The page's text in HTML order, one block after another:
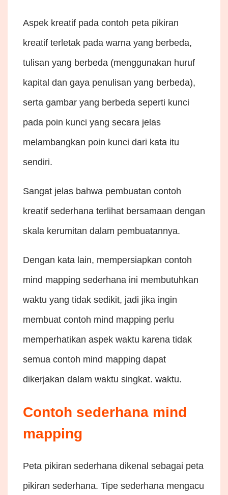
Aspek kreatif pada contoh peta pikiran
kreatif terletak pada warna yang berbeda,
tulisan yang berbeda (menggunakan huruf
kapital dan gaya penulisan yang berbeda),
serta gambar yang berbeda seperti kunci
pada poin kunci yang secara jelas
melambangkan poin kunci dari kata itu
sendiri.
Sangat jelas bahwa pembuatan contoh
kreatif sederhana terlihat bersamaan dengan
skala kerumitan dalam pembuatannya.
Dengan kata lain, mempersiapkan contoh
mind mapping sederhana ini membutuhkan
waktu yang tidak sedikit, jadi jika ingin
membuat contoh mind mapping perlu
memperhatikan aspek waktu karena tidak
semua contoh mind mapping dapat
dikerjakan dalam waktu singkat. waktu.
Contoh sederhana mind
mapping
Peta pikiran sederhana dikenal sebagai peta
pikiran sederhana. Tipe sederhana mengacu